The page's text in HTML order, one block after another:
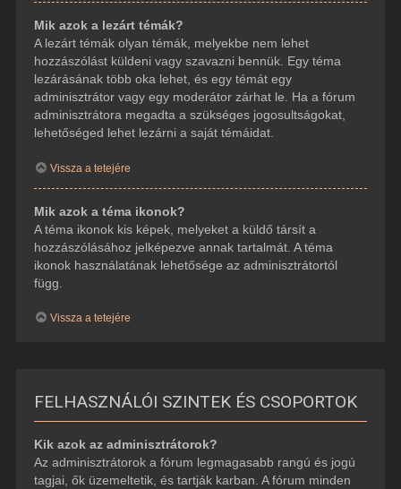
Mik azok a lezárt témák?
A lezárt témák olyan témák, melyekbe nem lehet
hozzászólást küldeni vagy szavazni bennük. Egy téma
lezárásának több oka lehet, és egy témát egy
adminisztrátor vagy egy moderátor zárhat le. Ha a fórum
adminisztrátora megadta a szükséges jogosultságokat,
lehetőséged lehet lezárni a saját témáidat.
Vissza a tetejére
Mik azok a téma ikonok?
A téma ikonok kis képek, melyeket a küldő társít a
hozzászólásához jelképezve annak tartalmát. A téma
ikonok használatának lehetősége az adminisztrátortól
függ.
Vissza a tetejére
FELHASZNÁLÓI SZINTEK ÉS CSOPORTOK
Kik azok az adminisztrátorok?
Az adminisztrátorok a fórum legmagasabb rangú és jogú
tagjai, ők üzemeltetik, és tartják karban. A fórum minden